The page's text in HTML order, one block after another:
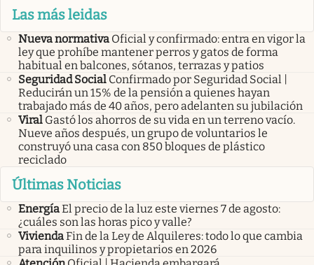
Las más leidas
Nueva normativa Oficial y confirmado: entra en vigor la
ley que prohíbe mantener perros y gatos de forma
habitual en balcones, sótanos, terrazas y patios
Seguridad Social Confirmado por Seguridad Social |
Reducirán un 15% de la pensión a quienes hayan
trabajado más de 40 años, pero adelanten su jubilación
Viral Gastó los ahorros de su vida en un terreno vacío.
Nueve años después, un grupo de voluntarios le
construyó una casa con 850 bloques de plástico
reciclado
Últimas Noticias
EnergíaEl precio de la luz este viernes 7 de agosto:
¿cuáles son las horas pico y valle?
ViviendaFin de la Ley de Alquileres: todo lo que cambia
para inquilinos y propietarios en 2026